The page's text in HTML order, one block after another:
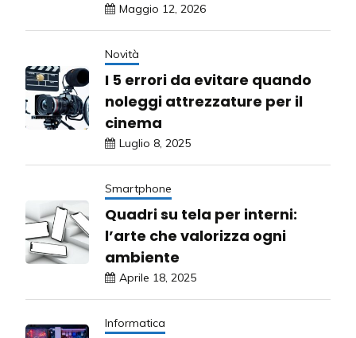
Maggio 12, 2026
Novità
I 5 errori da evitare quando
noleggi attrezzature per il
cinema
Luglio 8, 2025
Smartphone
Quadri su tela per interni:
l’arte che valorizza ogni
ambiente
Aprile 18, 2025
Informatica